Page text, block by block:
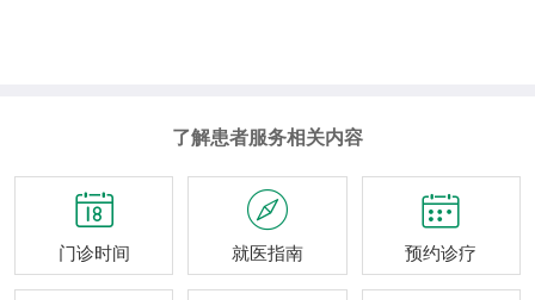
了解患者服务相关内容

门诊时间

就医指南

预约诊疗